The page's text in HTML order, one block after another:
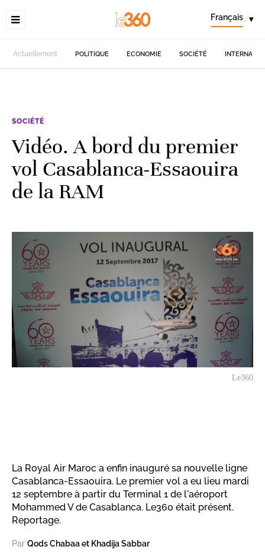
Français ▾
Actuellement POLITIQUE ECONOMIE SOCIÉTÉ
SOCIÉTÉ
Vidéo. A bord du premier
vol Casablanca-Essaouira
de la RAM
Le360
La Royal Air Maroc a enfin inauguré sa nouvelle ligne
Casablanca-Essaouira. Le premier vol a eu lieu mardi
12 septembre à partir du Terminal 1 de l'aéroport
Mohammed V de Casablanca. Le360 était présent.
Reportage.
Par Qods Chabaa et Khadija Sabbar